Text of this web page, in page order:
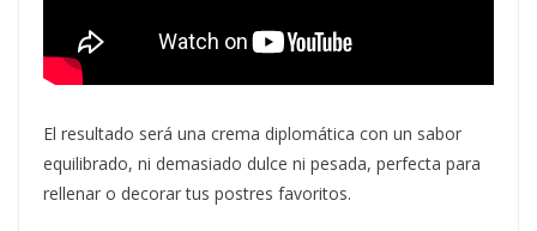
El resultado será una crema diplomática con un sabor
equilibrado, ni demasiado dulce ni pesada, perfecta para
rellenar o decorar tus postres favoritos.